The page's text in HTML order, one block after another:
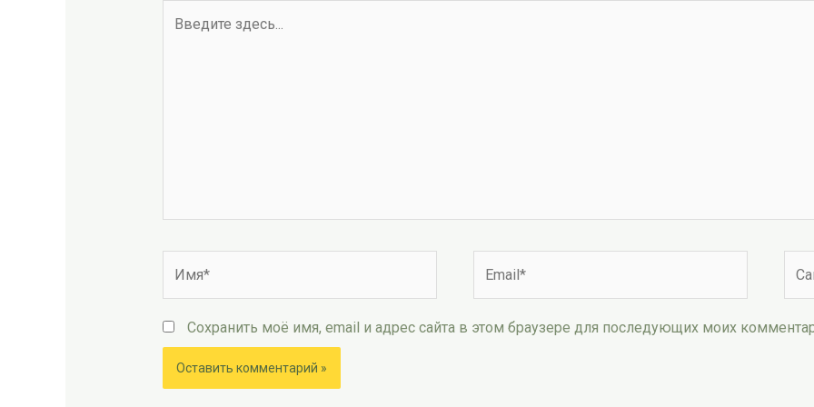
здесь...
Сохранить моё имя, email и адрес сайта в этом браузере для последующих моих